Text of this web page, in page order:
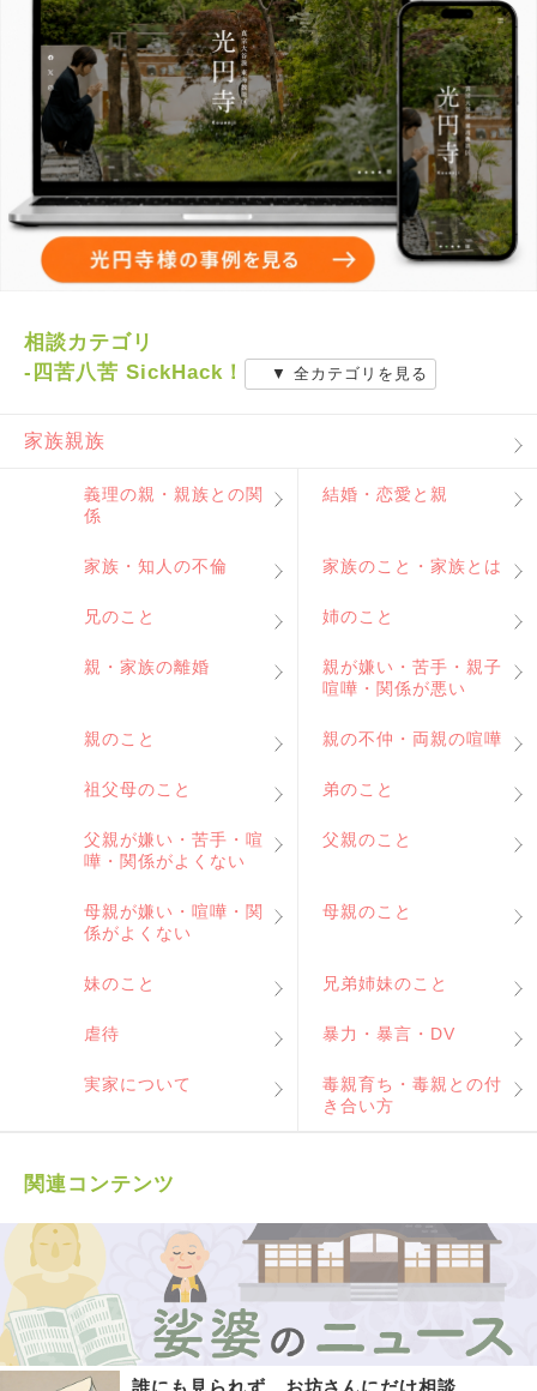
相談カテゴリ
-四苦八苦 SickHack！
▼ 全カテゴリを見る
家族親族
義理の親・親族との関
係
結婚・恋愛と親
家族・知人の不倫 家族のこと・家族とは
兄のこと 姉のこと
親・家族の離婚
親が嫌い・苦手・親子
喧嘩・関係が悪い
親のこと 親の不仲・両親の喧嘩
祖父母のこと 弟のこと
父親が嫌い・苦手・喧
嘩・関係がよくない
父親のこと
母親が嫌い・喧嘩・関
係がよくない
母親のこと
妹のこと 兄弟姉妹のこと
虐待 暴力・暴言・DV
実家について
毒親育ち・毒親との付
き合い方
関連コンテンツ